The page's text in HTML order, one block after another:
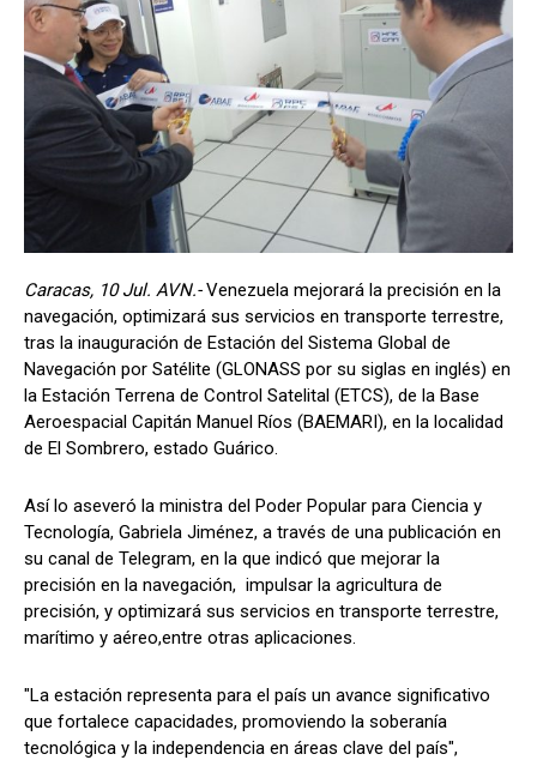
Caracas, 10 Jul. AVN.-Venezuela mejorará la precisión en la
navegación, optimizará sus servicios en transporte terrestre,
tras la inauguración de Estación del Sistema Global de
Navegación por Satélite (GLONASS por su siglas en inglés) en
la Estación Terrena de Control Satelital (ETCS), de la Base
Aeroespacial Capitán Manuel Ríos (BAEMARI), en la localidad
de El Sombrero, estado Guárico.
Así lo aseveró la ministra del Poder Popular para Ciencia y
Tecnología, Gabriela Jiménez, a través de una publicación en
su canal de Telegram, en la que indicó que mejorar la
precisión en la navegación, impulsar la agricultura de
precisión, y optimizará sus servicios en transporte terrestre,
marítimo y aéreo,entre otras aplicaciones.
"La estación representa para el país un avance significativo
que fortalece capacidades, promoviendo la soberanía
tecnológica y la independencia en áreas clave del país",